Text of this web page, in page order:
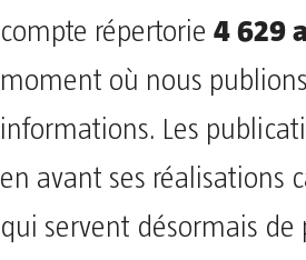
compte répertorie 4 629
moment où nous
informations. Les
en avant ses réalisations
qui servent désormais de